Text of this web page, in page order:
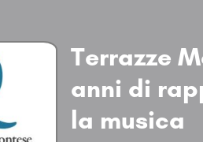
Terrazze
anni di
la musica